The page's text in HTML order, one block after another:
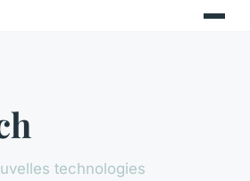
technologies